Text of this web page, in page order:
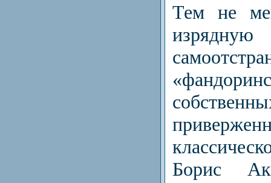
Тем не
изрядную
Борис